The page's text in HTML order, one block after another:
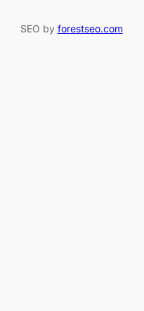
SEO by forestseo.com